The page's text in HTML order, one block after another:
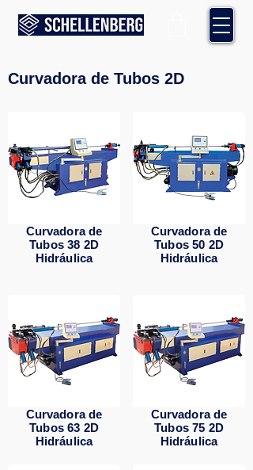
Curvadora de Tubos 2D
Curvadora de
Tubos 38 2D
Hidráulica
Curvadora de
Tubos 50 2D
Hidráulica
Curvadora de
Tubos 63 2D
Hidráulica
Curvadora de
Tubos 75 2D
Hidráulica